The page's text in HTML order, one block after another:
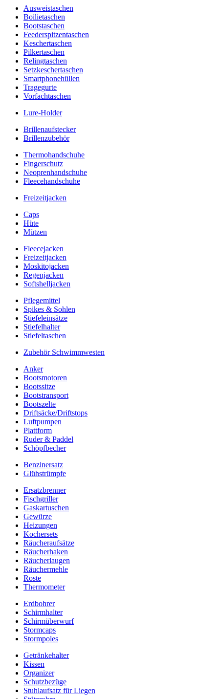
Ausweistaschen
Boilietaschen
Bootstaschen
Feederspitzentaschen
Keschertaschen
Pilkertaschen
Relingtaschen
Setzkeschertaschen
Smartphonehüllen
Tragegurte
Vorfachtaschen
Lure-Holder
Brillenaufstecker
Brillenzubehör
Thermohandschuhe
Fingerschutz
Neoprenhandschuhe
Fleecehandschuhe
Freizeitjacken
Caps
Hüte
Mützen
Fleecejacken
Freizeitjacken
Moskitojacken
Regenjacken
Softshelljacken
Pflegemittel
Spikes & Sohlen
Stiefeleinsätze
Stiefelhalter
Stiefeltaschen
Zubehör Schwimmwesten
Anker
Bootsmotoren
Bootssitze
Bootstransport
Bootszelte
Driftsäcke/Driftstops
Luftpumpen
Plattform
Ruder & Paddel
Schöpfbecher
Benzinersatz
Glühstrümpfe
Ersatzbrenner
Fischgriller
Gaskartuschen
Gewürze
Heizungen
Kochersets
Räucheraufsätze
Räucherhaken
Räucherlaugen
Räuchermehle
Roste
Thermometer
Erdbohrer
Schirmhalter
Schirmüberwurf
Stormcaps
Stormpoles
Getränkehalter
Kissen
Organizer
Schutzbezüge
Stuhlaufsatz für Liegen